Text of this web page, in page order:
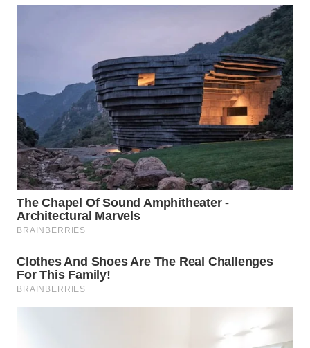
LABUHANBATU
WN
TAPANULI
TENGAH
WN DELI
SERDANG
TEBING
TINGGI
WN